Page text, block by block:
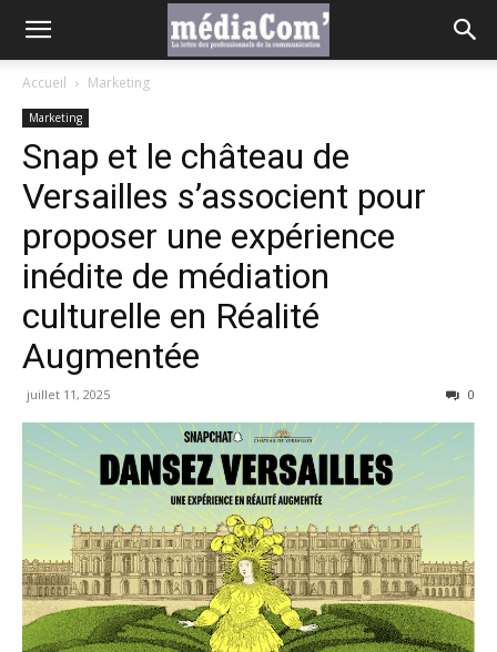
Accueil Marketing
Marketing
Snap et le château de
Versailles s’associent pour
proposer une expérience
inédite de médiation
culturelle en Réalité
Augmentée
juillet 11, 2025 0